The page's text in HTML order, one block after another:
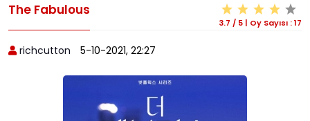
The Fabulous
3.7 / 5 | Oy Sayısı :17
richcutton 5-10-2021, 22:27